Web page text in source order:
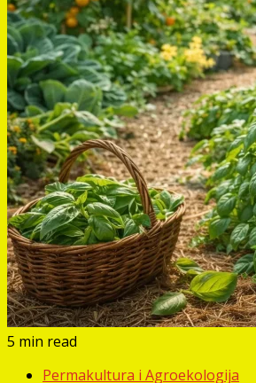
5 min read
Permakultura i Agroekologija